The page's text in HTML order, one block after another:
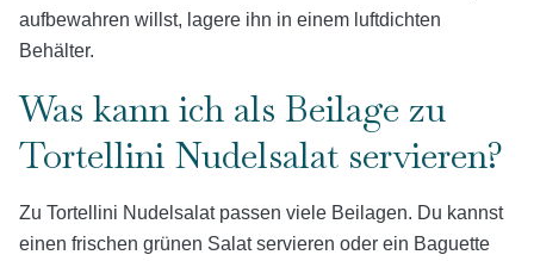
aufbewahren willst, lagere ihn in einem luftdichten
Behälter.
Was kann ich als Beilage zu
Tortellini Nudelsalat servieren?
Zu Tortellini Nudelsalat passen viele Beilagen. Du kannst
einen frischen grünen Salat servieren oder ein Baguette